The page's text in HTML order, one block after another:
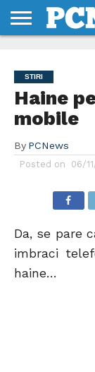
NOI
SI
CONDITII
STIRI
Haine
mobile
By PCNews
Posted on 06/
Da, se pare
imbraci
haine…